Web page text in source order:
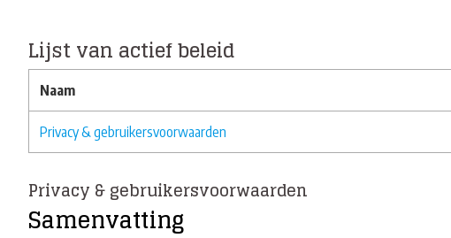
Lijst van actief beleid
Naam
Privacy & gebruikersvoorwaarden
Privacy & gebruikersvoorwaarden
Samenvatting